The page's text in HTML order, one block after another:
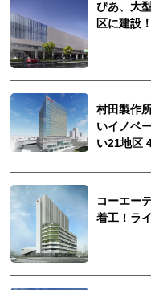
ぴあ、大
区に建設
村田製作
いイノベ
い21地区
コーエー
着工！ラ